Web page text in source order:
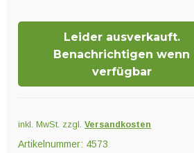
Menge
Leider ausverkauft.
Benachrichtigen wenn
verfügbar
inkl. MwSt. zzgl. Versandkosten
Artikelnummer: 4573